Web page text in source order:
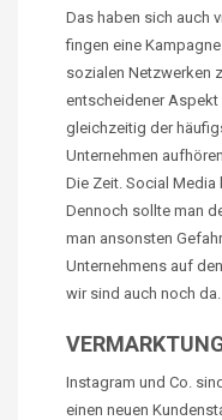
Das haben sich auch
fingen eine
sozialen Netzwerken
entscheidener
gleichzeitig der
Unternehmen
Die Zeit. Social Media
Dennoch sollte man
man ansonsten
Unternehmens auf
wir sind auch noch da.
Instagram und Co.
einen neuen